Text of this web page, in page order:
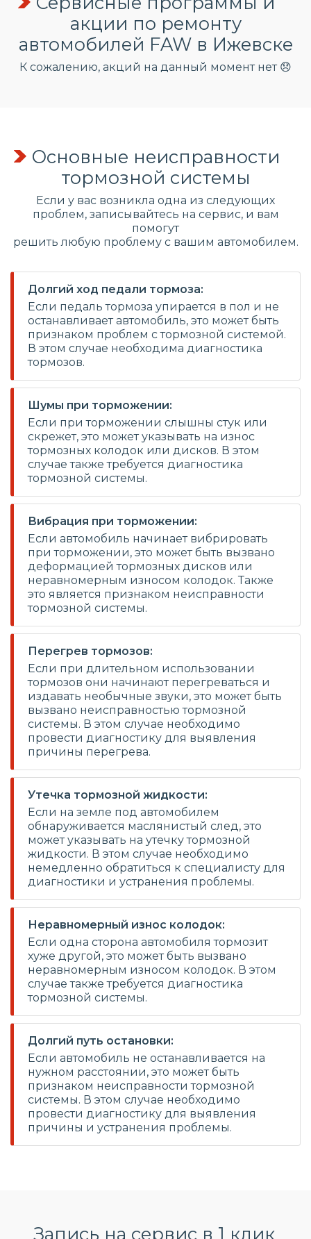
акции по ремонту
автомобилей FAW в Ижевске
К сожалению, акций на данный момент нет 😞
Основные неисправности
тормозной системы
Если у вас возникла одна из следующих
проблем, записывайтесь на сервис, и вам
помогут
решить любую проблему с вашим автомобилем.
Долгий ход педали тормоза:
Если педаль тормоза упирается в пол и не
останавливает автомобиль, это может быть
признаком проблем с тормозной системой.
В этом случае необходима диагностика
тормозов.
Шумы при торможении:
Если при торможении слышны стук или
скрежет, это может указывать на износ
тормозных колодок или дисков. В этом
случае также требуется диагностика
тормозной системы.
Вибрация при торможении:
Если автомобиль начинает вибрировать
при торможении, это может быть вызвано
деформацией тормозных дисков или
неравномерным износом колодок. Также
это является признаком неисправности
тормозной системы.
Перегрев тормозов:
Если при длительном использовании
тормозов они начинают перегреваться и
издавать необычные звуки, это может быть
вызвано неисправностью тормозной
системы. В этом случае необходимо
провести диагностику для выявления
причины перегрева.
Утечка тормозной жидкости:
Если на земле под автомобилем
обнаруживается маслянистый след, это
может указывать на утечку тормозной
жидкости. В этом случае необходимо
немедленно обратиться к специалисту для
диагностики и устранения проблемы.
Неравномерный износ колодок:
Если одна сторона автомобиля тормозит
хуже другой, это может быть вызвано
неравномерным износом колодок. В этом
случае также требуется диагностика
тормозной системы.
Долгий путь остановки:
Если автомобиль не останавливается на
нужном расстоянии, это может быть
признаком неисправности тормозной
системы. В этом случае необходимо
провести диагностику для выявления
причины и устранения проблемы.
Запись на сервис в 1 клик